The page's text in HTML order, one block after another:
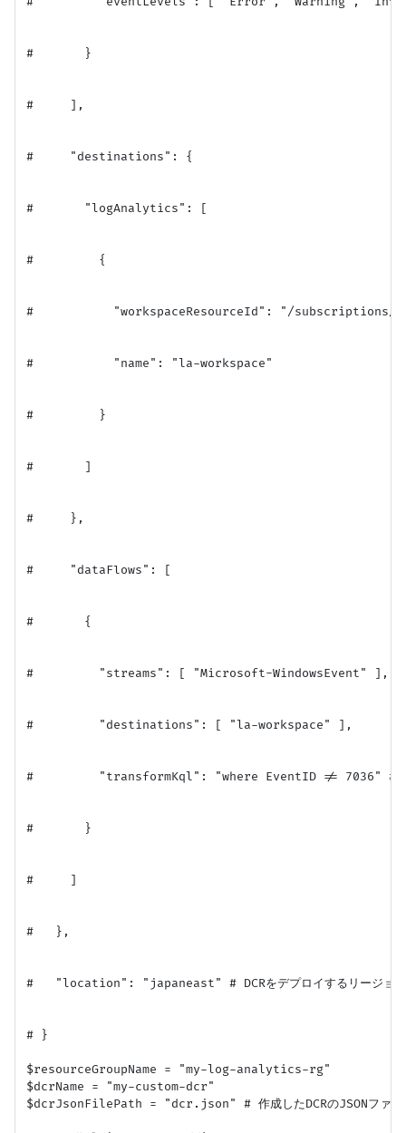
#       }
#     ],
#     "destinations": {
#       "logAnalytics": [
#         {
#           "workspaceResourceId": "/subscriptions/
#           "name": "la-workspace"
#         }
#       ]
#     },
#     "dataFlows": [
#       {
#         "streams": [ "Microsoft-WindowsEvent" ],
#         "destinations": [ "la-workspace" ],
#         "transformKql": "where EventID != 7036" # 例:
#       }
#     ]
#   },
#   "location": "japaneast" # DCRをデプロイするリージョン
# }
$resourceGroupName = "my-log-analytics-rg"
$dcrName = "my-custom-dcr"
$dcrJsonFilePath = "dcr.json" # 作成したDCRのJSONファイ